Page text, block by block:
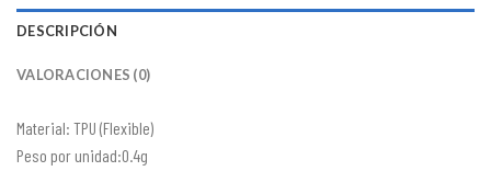
DESCRIPCIÓN
VALORACIONES (0)
Material: TPU (Flexible)
Peso por unidad:0.4g